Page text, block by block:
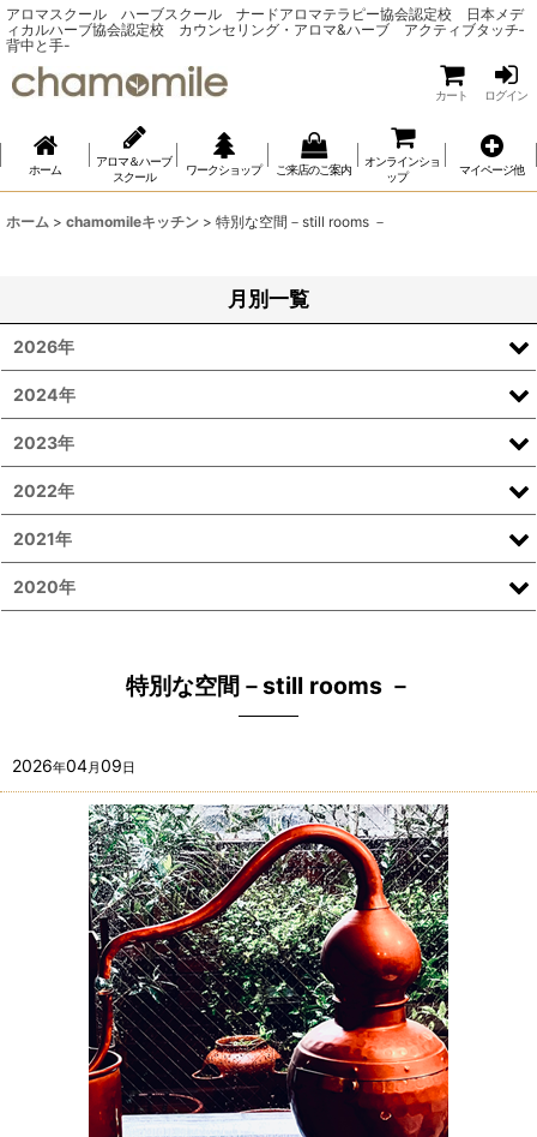
アロマスクール ハーブスクール ナードアロマテラピー協会認定校 日本メデ
ィカルハーブ協会認定校 カウンセリング・アロマ&ハーブ アクティブタッチ‐
背中と手-
カート ログイン
ホーム
アロマ＆ハーブ
スクール
ワークショップ ご来店のご案内
オンラインショ
ップ
マイページ他
ホーム > chamomileキッチン > 特別な空間－still rooms －
特別な空間－still rooms －
2026年04月09日
月別一覧
2026年
2024年
2023年
2022年
2021年
2020年